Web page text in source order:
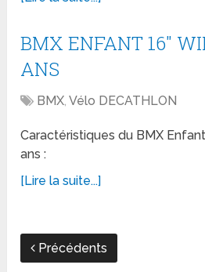
BMX ENFANT 16″
ANS
BMX,Vélo DECATHLON
Caractéristiques du BMX
ans :
[Lire la suite...]
Précédents